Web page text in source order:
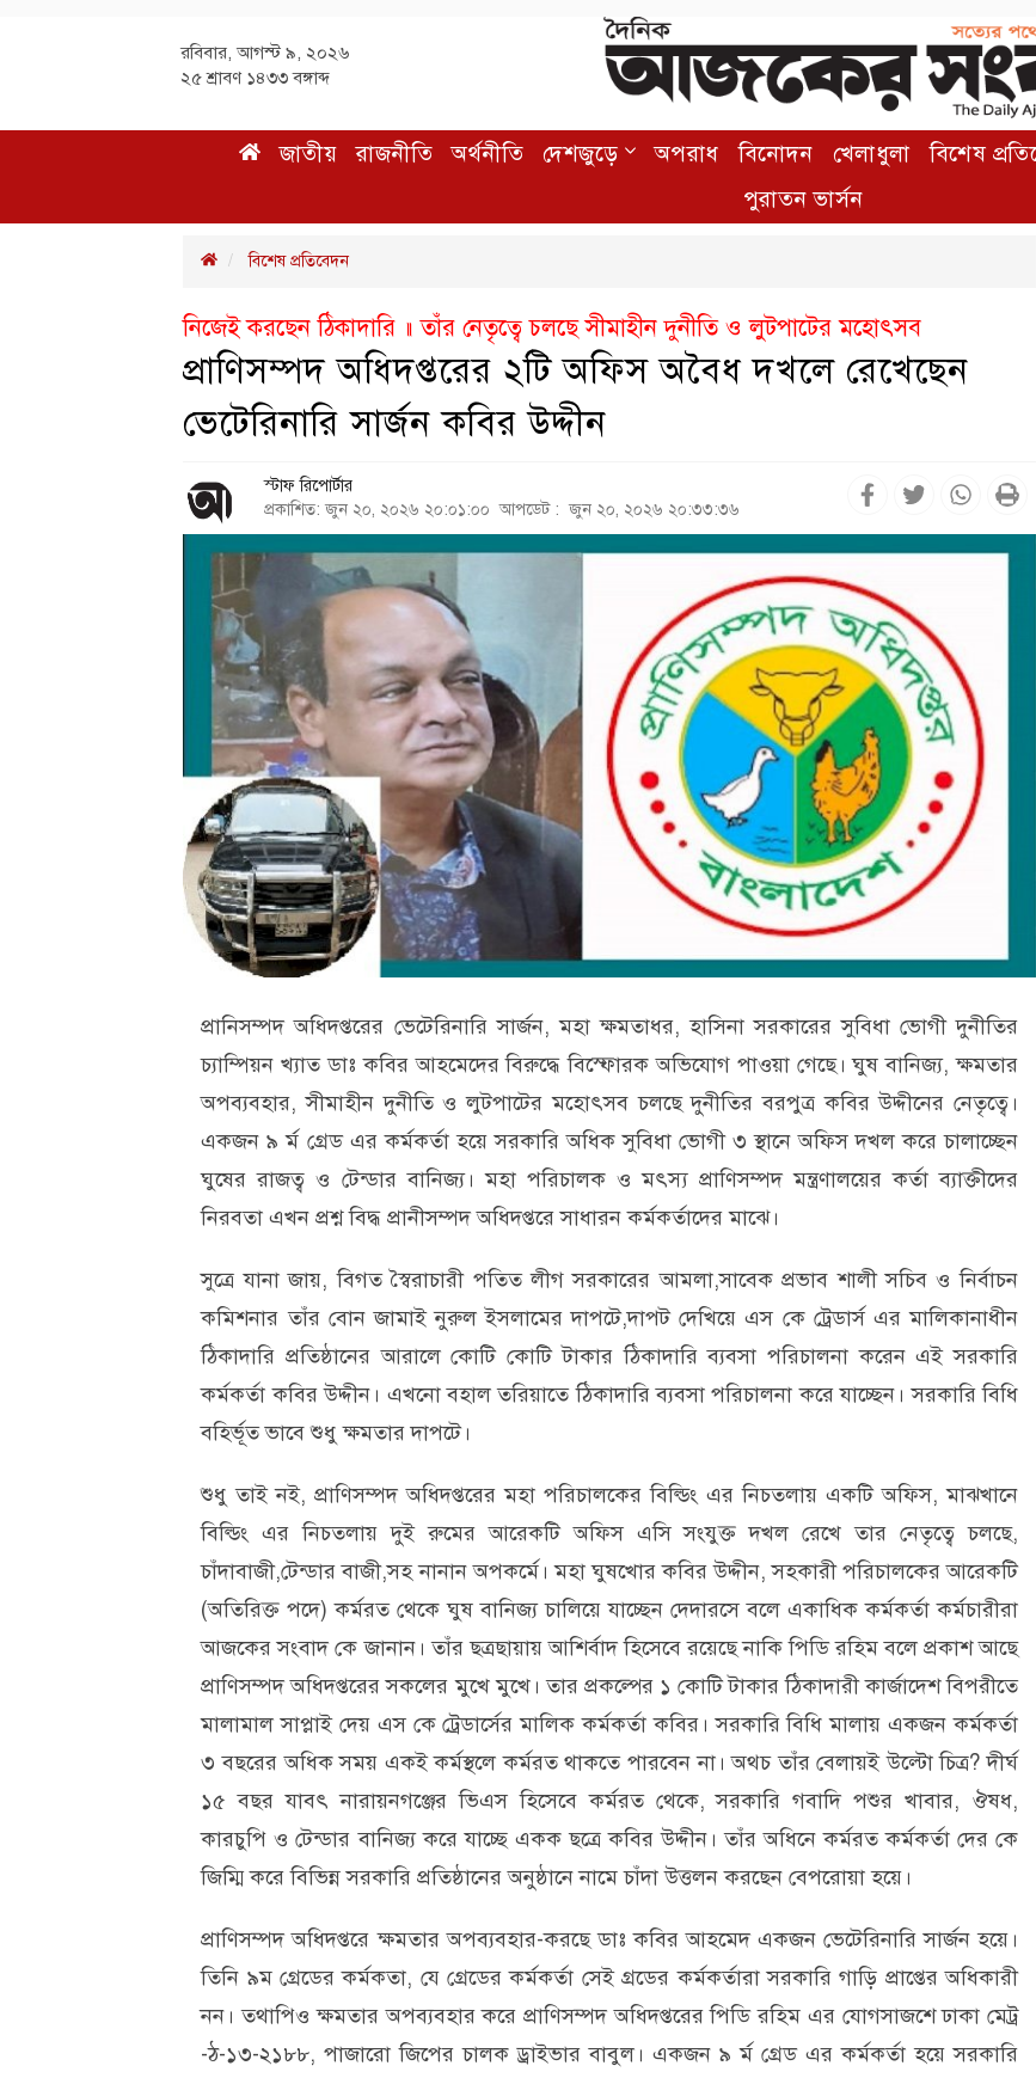
রবিবার, আগস্ট ৯, ২০২৬
২৫ শ্রাবণ ১৪৩৩ বঙ্গাব্দ
জাতীয় রাজনীতি অর্থনীতি দেশজুড়ে অপরাধ বিনোদন খেলাধুলা বিশেষ
পুরাতন ভার্সন
বিশেষ প্রতিবেদন
নিজেই করছেন ঠিকাদারি ॥ তাঁর নেতৃত্বে চলছে সীমাহীন দুনীতি ও লুটপাটের মহোৎসব
প্রাণিসম্পদ অধিদপ্তরের ২টি অফিস অবৈধ দখলে রেখেছেন
ভেটেরিনারি সার্জন কবির উদ্দীন
স্টাফ রিপোর্টার
প্রকাশিত: জুন ২০, ২০২৬ ২০:০১:০০ আপডেট : জুন ২০, ২০২৬ ২০:৩৩:৩৬
প্রানিসম্পদ অধিদপ্তরের ভেটেরিনারি সার্জন, মহা ক্ষমতাধর, হাসিনা সরকারের সুবিধা ভোগী দুনীতির
চ্যাম্পিয়ন খ্যাত ডাঃ কবির আহমেদের বিরুদ্ধে বিস্ফোরক অভিযোগ পাওয়া গেছে। ঘুষ বানিজ্য, ক্ষমতার
অপব্যবহার, সীমাহীন দুনীতি ও লুটপাটের মহোৎসব চলছে দুনীতির বরপুত্র কবির উদ্দীনের নেতৃত্বে।
একজন ৯ র্ম গ্রেড এর কর্মকর্তা হয়ে সরকারি অধিক সুবিধা ভোগী ৩ স্থানে অফিস দখল করে চালাচ্ছেন
ঘুষের রাজত্ব ও টেন্ডার বানিজ্য। মহা পরিচালক ও মৎস্য প্রাণিসম্পদ মন্ত্রণালয়ের কর্তা ব্যাক্তীদের
নিরবতা এখন প্রশ্ন বিদ্ধ প্রানীসম্পদ অধিদপ্তরে সাধারন কর্মকর্তাদের মাঝে।
সুত্রে যানা জায়, বিগত স্বৈরাচারী পতিত লীগ সরকারের আমলা,সাবেক প্রভাব শালী সচিব ও নির্বাচন
কমিশনার তাঁর বোন জামাই নুরুল ইসলামের দাপটে,দাপট দেখিয়ে এস কে ট্রেডার্স এর মালিকানাধীন
ঠিকাদারি প্রতিষ্ঠানের আরালে কোটি কোটি টাকার ঠিকাদারি ব্যবসা পরিচালনা করেন এই সরকারি
কর্মকর্তা কবির উদ্দীন। এখনো বহাল তরিয়াতে ঠিকাদারি ব্যবসা পরিচালনা করে যাচ্ছেন। সরকারি বিধি
বহির্ভূত ভাবে শুধু ক্ষমতার দাপটে।
শুধু তাই নই, প্রাণিসম্পদ অধিদপ্তরের মহা পরিচালকের বিল্ডিং এর নিচতলায় একটি অফিস, মাঝখানে
বিল্ডিং এর নিচতলায় দুই রুমের আরেকটি অফিস এসি সংযুক্ত দখল রেখে তার নেতৃত্বে চলছে,
চাঁদাবাজী,টেন্ডার বাজী,সহ নানান অপকর্মে। মহা ঘুষখোর কবির উদ্দীন, সহকারী পরিচালকের আরেকটি
(অতিরিক্ত পদে) কর্মরত থেকে ঘুষ বানিজ্য চালিয়ে যাচ্ছেন দেদারসে বলে একাধিক কর্মকর্তা কর্মচারীরা
আজকের সংবাদ কে জানান। তাঁর ছত্রছায়ায় আশির্বাদ হিসেবে রয়েছে নাকি পিডি রহিম বলে প্রকাশ আছে
প্রাণিসম্পদ অধিদপ্তরের সকলের মুখে মুখে। তার প্রকল্পের ১ কোটি টাকার ঠিকাদারী কার্জাদেশ বিপরীতে
মালামাল সাপ্লাই দেয় এস কে ট্রেডার্সের মালিক কর্মকর্তা কবির। সরকারি বিধি মালায় একজন কর্মকর্তা
৩ বছরের অধিক সময় একই কর্মস্থলে কর্মরত থাকতে পারবেন না। অথচ তাঁর বেলায়ই উল্টো চিত্র? দীর্ঘ
১৫ বছর যাবৎ নারায়নগঞ্জের ভিএস হিসেবে কর্মরত থেকে, সরকারি গবাদি পশুর খাবার, ঔষধ,
কারচুপি ও টেন্ডার বানিজ্য করে যাচ্ছে একক ছত্রে কবির উদ্দীন। তাঁর অধিনে কর্মরত কর্মকর্তা দের কে
জিম্মি করে বিভিন্ন সরকারি প্রতিষ্ঠানের অনুষ্ঠানে নামে চাঁদা উত্তলন করছেন বেপরোয়া হয়ে।
প্রাণিসম্পদ অধিদপ্তরে ক্ষমতার অপব্যবহার-করছে ডাঃ কবির আহমেদ একজন ভেটেরিনারি সার্জন হয়ে।
তিনি ৯ম গ্রেডের কর্মকতা, যে গ্রেডের কর্মকর্তা সেই গ্রডের কর্মকর্তারা সরকারি গাড়ি প্রাপ্তের অধিকারী
নন। তথাপিও ক্ষমতার অপব্যবহার করে প্রাণিসম্পদ অধিদপ্তরের পিডি রহিম এর যোগসাজশে ঢাকা মেট্র
-ঠ-১৩-২১৮৮, পাজারো জিপের চালক ড্রাইভার বাবুল। একজন ৯ র্ম গ্রেড এর কর্মকর্তা হয়ে সরকারি